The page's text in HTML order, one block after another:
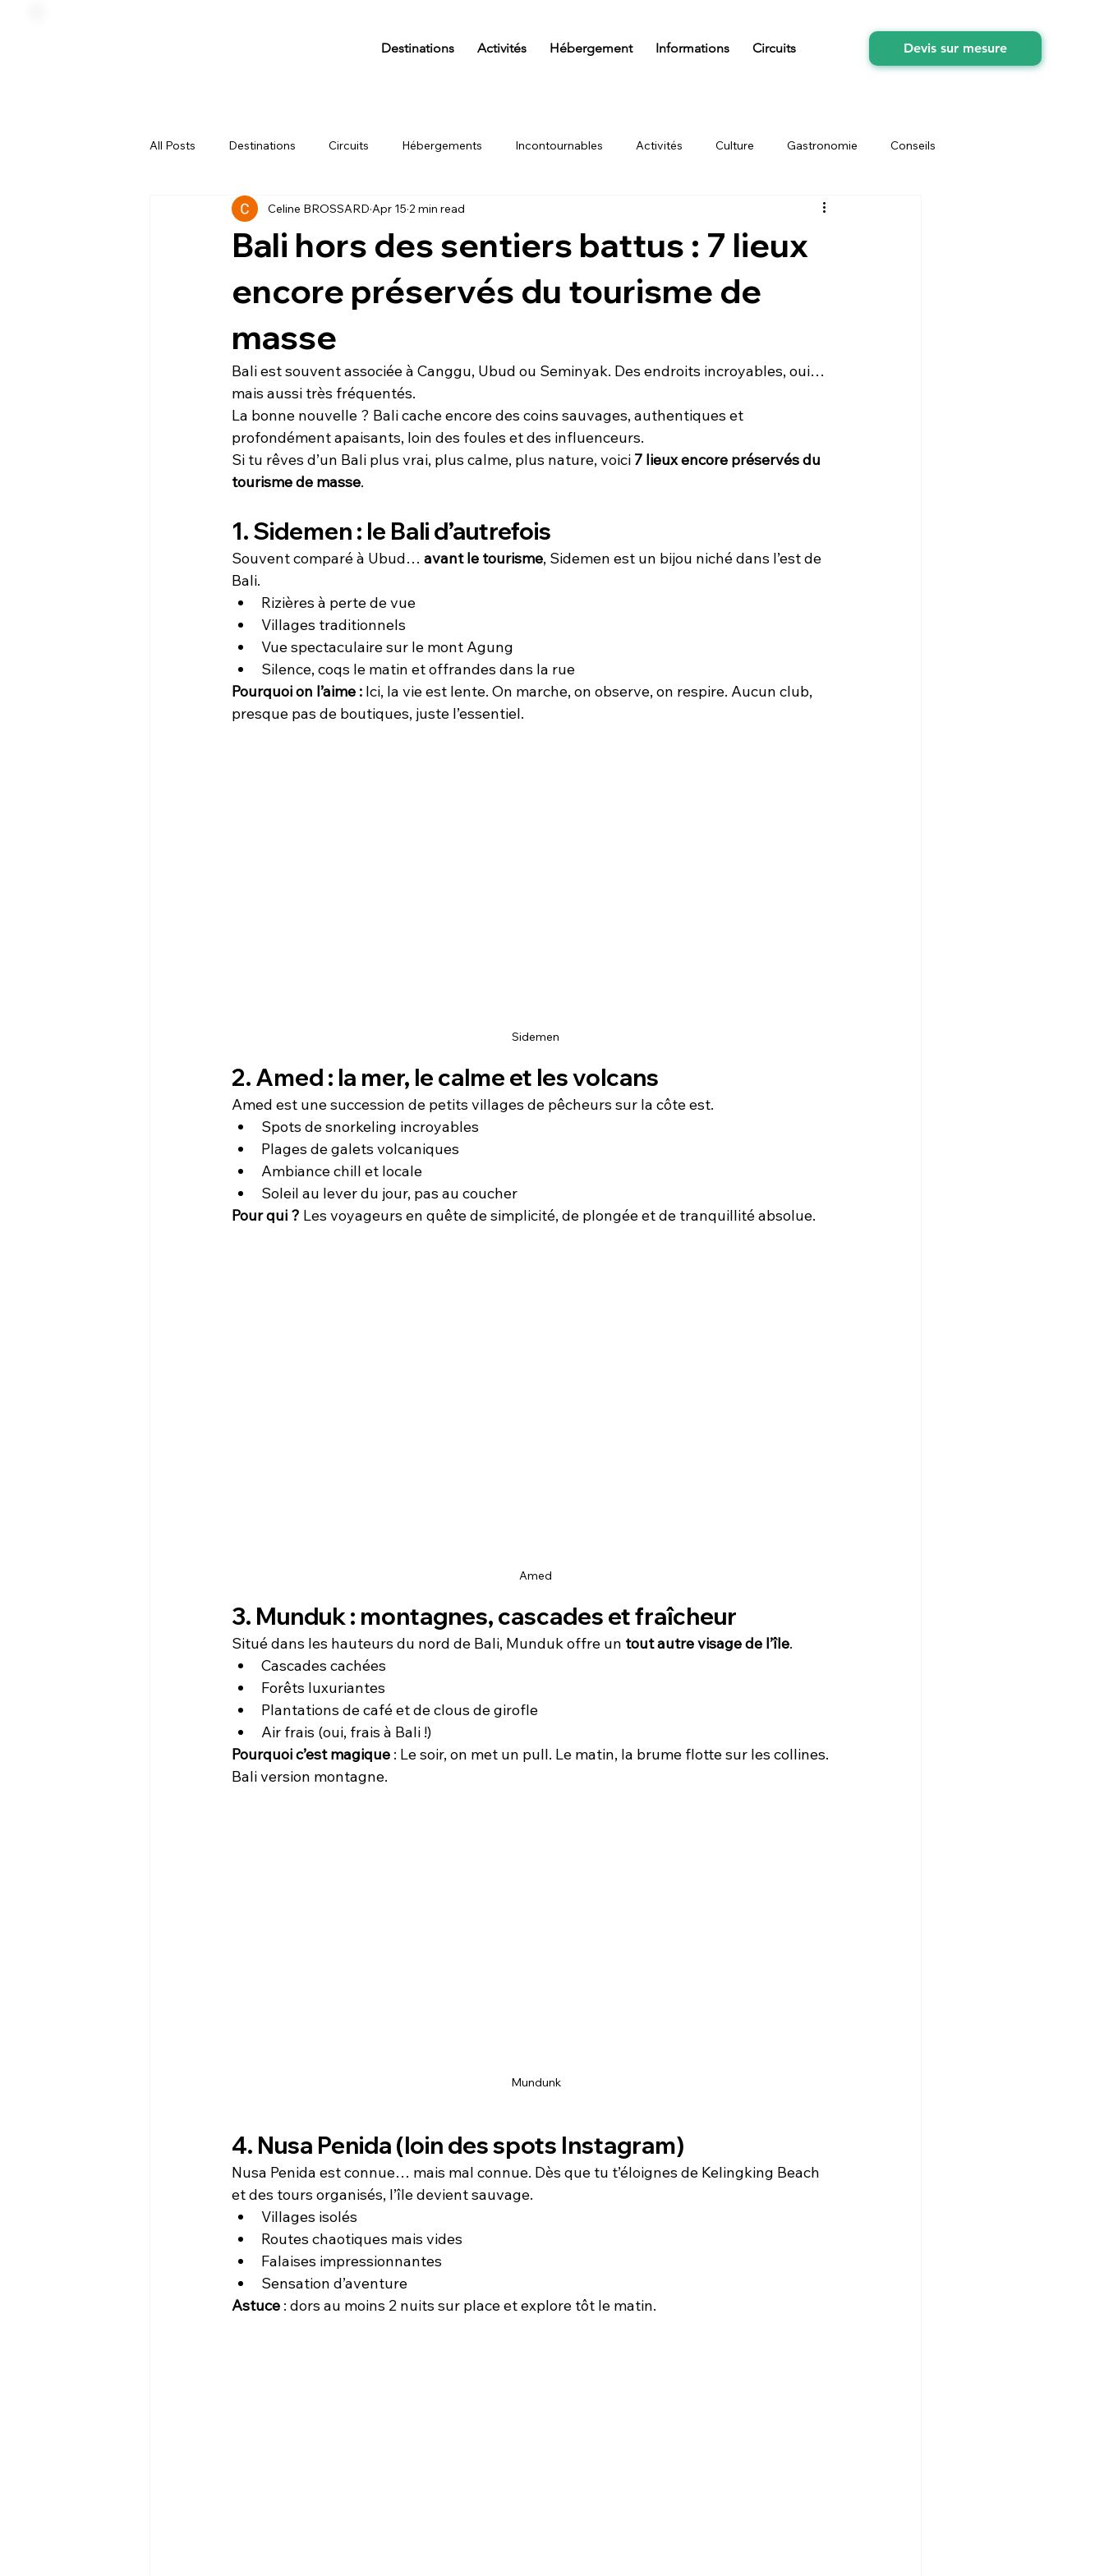
Destinations Activités Hébergement Informations Circuits Devis sur mesure
All Posts Destinations Circuits Hébergements Incontournables Activités Culture Gastronomie Conseils
Écotourisme Bien-être Aventure Traditions
Bali hors des sentiers battus : 7 lieux
encore préservés du tourisme de
masse
Celine BROSSARD Apr 15 2 min read
Bali est souvent associée à Canggu, Ubud ou Seminyak. Des endroits incroyables, oui…
mais aussi très fréquentés.
La bonne nouvelle ? Bali cache encore des coins sauvages, authentiques et
profondément apaisants, loin des foules et des influenceurs.
Si tu rêves d’un Bali plus vrai, plus calme, plus nature, voici 7 lieux encore préservés du
tourisme de masse.
1. Sidemen : le Bali d’autrefois
Souvent comparé à Ubud… avant le tourisme, Sidemen est un bijou niché dans l’est de
Bali.
Rizières à perte de vue
Villages traditionnels
Vue spectaculaire sur le mont Agung
Silence, coqs le matin et offrandes dans la rue
Pourquoi on l’aime : Ici, la vie est lente. On marche, on observe, on respire. Aucun club,
presque pas de boutiques, juste l’essentiel.
Sidemen
2. Amed : la mer, le calme et les volcans
Amed est une succession de petits villages de pêcheurs sur la côte est.
Spots de snorkeling incroyables
Plages de galets volcaniques
Ambiance chill et locale
Soleil au lever du jour, pas au coucher
Pour qui ? Les voyageurs en quête de simplicité, de plongée et de tranquillité absolue.
Amed
3. Munduk : montagnes, cascades et fraîcheur
Situé dans les hauteurs du nord de Bali, Munduk offre un tout autre visage de l’île.
Cascades cachées
Forêts luxuriantes
Plantations de café et de clous de girofle
Air frais (oui, frais à Bali !)
Pourquoi c’est magique : Le soir, on met un pull. Le matin, la brume flotte sur les collines.
Bali version montagne.
Mundunk
4. Nusa Penida (loin des spots Instagram)
Nusa Penida est connue… mais mal connue. Dès que tu t’éloignes de Kelingking Beach
et des tours organisés, l’île devient sauvage.
Villages isolés
Routes chaotiques mais vides
Falaises impressionnantes
Sensation d’aventure
Astuce : dors au moins 2 nuits sur place et explore tôt le matin.